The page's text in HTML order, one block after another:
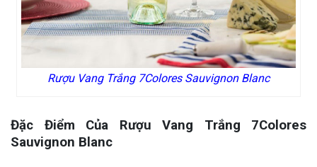
Rượu Vang Trắng 7Colores Sauvignon Blanc
Đặc Điểm Của Rượu Vang Trắng 7Colores
Sauvignon Blanc